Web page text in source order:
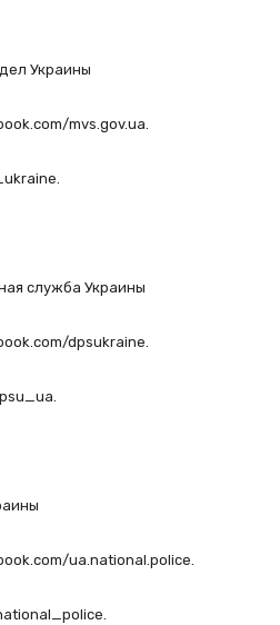
Украины
mvs.gov.ua.
служба Украины
dpsukraine.
ua.national.police.